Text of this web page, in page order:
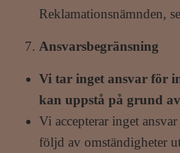
Reklamationsnämnden,
Ansvarsbegränsning
Vi tar inget ansvar för
kan uppstå på grund
Vi accepterar inget
följd av omständigheter